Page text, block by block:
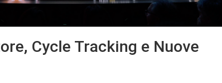
Cycle Tracking e Nuove